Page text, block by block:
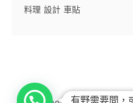
牌
第
料理 設計 車貼